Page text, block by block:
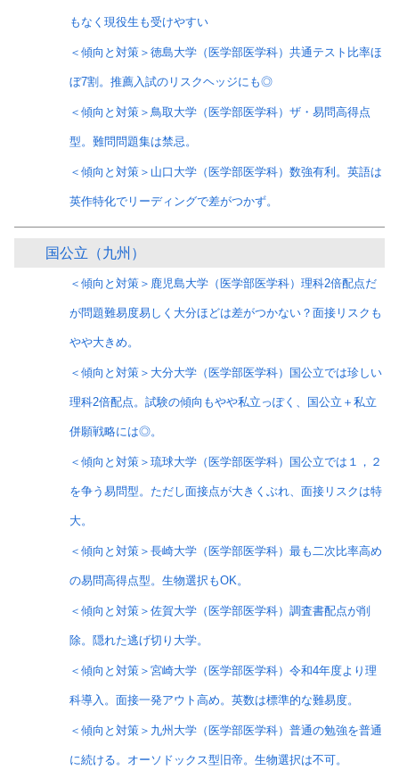
もなく現役生も受けやすい
＜傾向と対策＞徳島大学（医学部医学科）共通テスト比率ほ
ぼ7割。推薦入試のリスクヘッジにも◎
＜傾向と対策＞鳥取大学（医学部医学科）ザ・易問高得点
型。難問問題集は禁忌。
＜傾向と対策＞山口大学（医学部医学科）数強有利。英語は
英作特化でリーディングで差がつかず。
国公立（九州）
＜傾向と対策＞鹿児島大学（医学部医学科）理科2倍配点だ
が問題難易度易しく大分ほどは差がつかない？面接リスクも
やや大きめ。
＜傾向と対策＞大分大学（医学部医学科）国公立では珍しい
理科2倍配点。試験の傾向もやや私立っぽく、国公立＋私立
併願戦略には◎。
＜傾向と対策＞琉球大学（医学部医学科）国公立では１，２
を争う易問型。ただし面接点が大きくぶれ、面接リスクは特
大。
＜傾向と対策＞長崎大学（医学部医学科）最も二次比率高め
の易問高得点型。生物選択もOK。
＜傾向と対策＞佐賀大学（医学部医学科）調査書配点が削
除。隠れた逃げ切り大学。
＜傾向と対策＞宮崎大学（医学部医学科）令和4年度より理
科導入。面接一発アウト高め。英数は標準的な難易度。
＜傾向と対策＞九州大学（医学部医学科）普通の勉強を普通
に続ける。オーソドックス型旧帝。生物選択は不可。